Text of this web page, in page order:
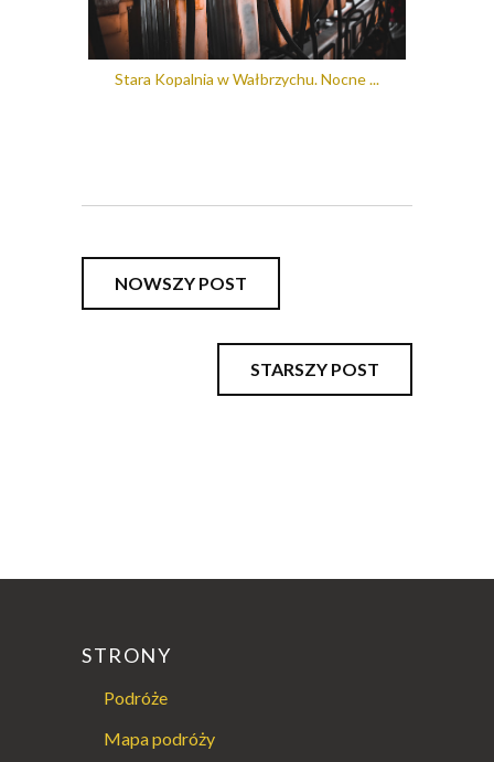
Stara Kopalnia w Wałbrzychu. Nocne ...
NOWSZY POST
STARSZY POST
STRONY
Podróże
Mapa podróży